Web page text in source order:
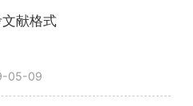
献格式
05-09